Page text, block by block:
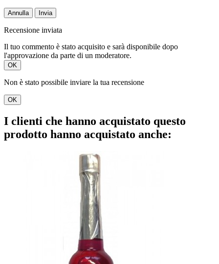
Annulla Invia
Recensione inviata
Il tuo commento è stato acquisito e sarà disponibile dopo
l'approvazione da parte di un moderatore.
OK
Non è stato possibile inviare la tua recensione
OK
I clienti che hanno acquistato questo
prodotto hanno acquistato anche: